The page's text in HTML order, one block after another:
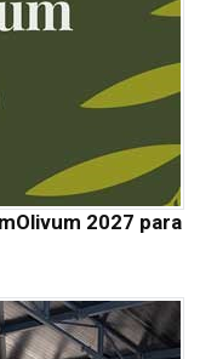
2027 para